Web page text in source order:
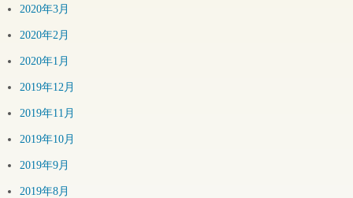
2020年3月
2020年2月
2020年1月
2019年12月
2019年11月
2019年10月
2019年9月
2019年8月